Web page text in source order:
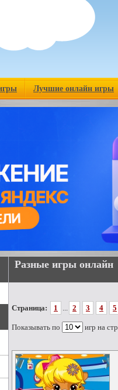
Лучшие онлайн игры
Разные игры онлайн
Страница: 1 2 3 4 5
Показывать по игр на